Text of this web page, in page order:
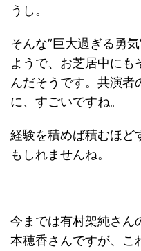
うし。
そんな”巨大過ぎる勇
ようで、お芝居中にも
んだそうです。共演者
に、すごいですね。
経験を積めば積むほど
もしれませんね。
今までは有村架純さん
本穂香さんですが、こ